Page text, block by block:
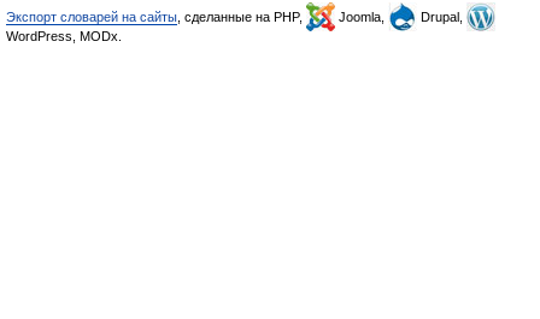
Экспорт словарей на сайты , сделанные на PHP, Joomla,
Drupal,
WordPress, MODx.